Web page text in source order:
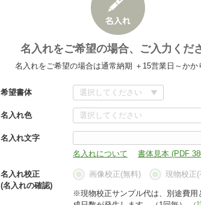
名入れをご希望の場合、ご入力くだ
名入れをご希望の場合は通常納期 ＋15営業日～かか
希望書体
名入れ色
名入れ文字
名入れについて
書体見本 (PDF
名入れ校正
(名入れの確認)
画像校正(無料) 現物校正(
※現物校正サンプル代は、別途費用